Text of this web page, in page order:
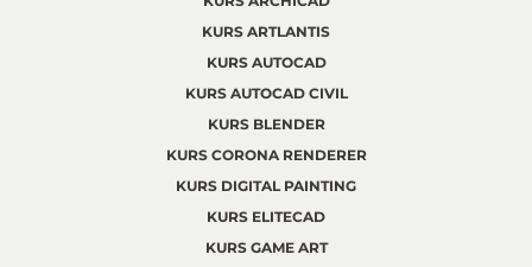
KURS ARTLANTIS
KURS AUTOCAD
KURS AUTOCAD CIVIL
KURS BLENDER
KURS CORONA RENDERER
KURS DIGITAL PAINTING
KURS ELITECAD
KURS GAME ART